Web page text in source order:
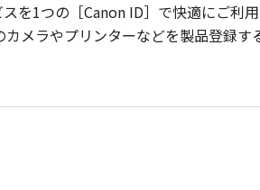
を1つの［Canon ID］で快適にご利
メラやプリンターなどを製品登録